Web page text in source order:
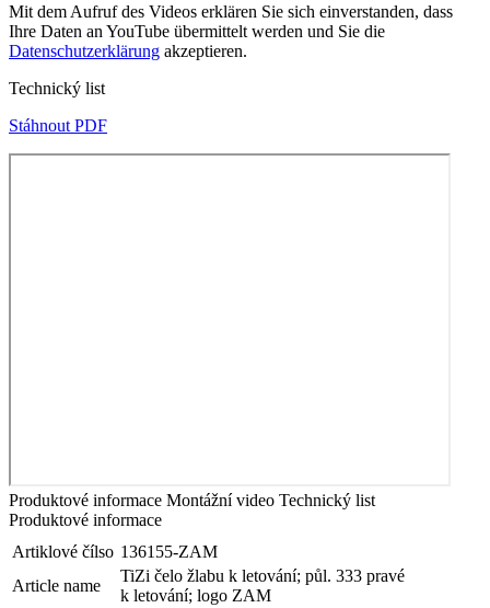
Mit dem Aufruf des Videos erklären Sie sich einverstanden, dass
Ihre Daten an YouTube übermittelt werden und Sie die
Datenschutzerklärung akzeptieren.
Technický list
Stáhnout PDF
Produktové informace Montážní video Technický list
Produktové informace
Artiklové čílso 136155-ZAM
Article name
TiZi čelo žlabu k letování; půl. 333 pravé
k letování; logo ZAM